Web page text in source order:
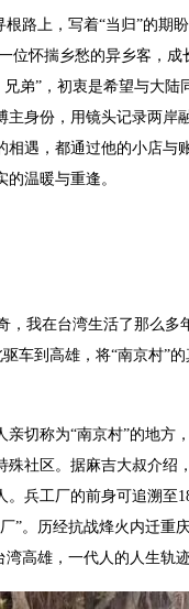
上，写着“当归”的期
位怀揣乡愁的异乡客，成
弟”，初衷是希望与大陆
身份，用镜头记录两岸
遇，都通过他的小店与
温暖与重逢。
我在台湾生活了那么多
车到高雄，将“南京村”
称为“南京村”的地方，
社区。据麻吉大叔介绍
兵工厂的前身可追溯至
”。历经抗战烽火内迁重
高雄，一代人的人生轨